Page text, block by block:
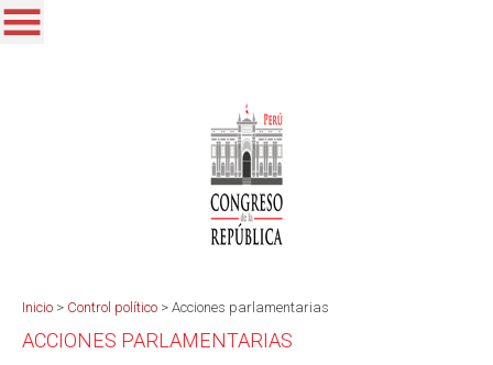
Inicio > Control político > Acciones parlamentarias
ACCIONES PARLAMENTARIAS